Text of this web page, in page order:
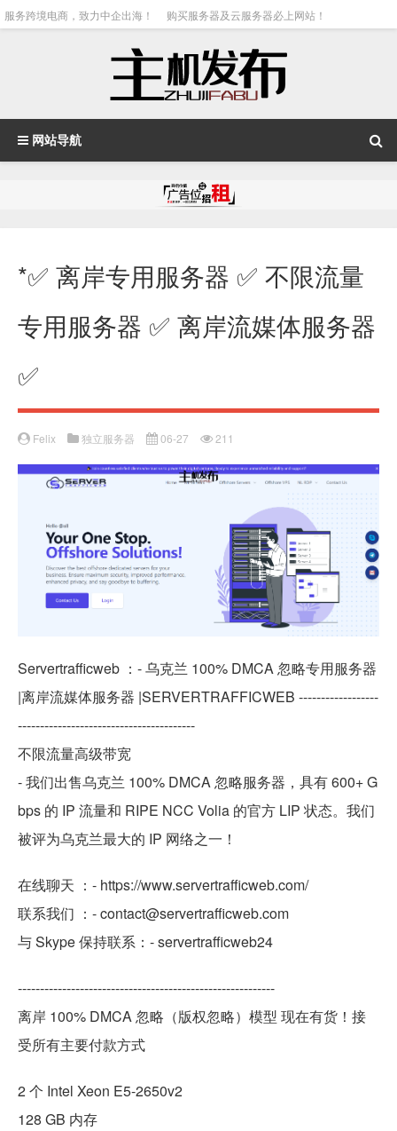
服务跨境电商，致力中企出海！ 购买服务器及云服务器必上网站！
网站导航
*✅ 离岸专用服务器 ✅ 不限流量
专用服务器 ✅ 离岸流媒体服务器
✅
Felix 独立服务器 06-27 211
Servertrafficweb ：- 乌克兰 100% DMCA 忽略专用服务器
|离岸流媒体服务器 |SERVERTRAFFICWEB ------------------
----------------------------------------
不限流量高级带宽
- 我们出售乌克兰 100% DMCA 忽略服务器，具有 600+ G
bps 的 IP 流量和 RIPE NCC Volia 的官方 LIP 状态。我们
被评为乌克兰最大的 IP 网络之一！
在线聊天 ：- https://www.servertrafficweb.com/
联系我们 ：- contact@servertrafficweb.com
与 Skype 保持联系：- servertrafficweb24
----------------------------------------------------------
离岸 100% DMCA 忽略（版权忽略）模型 现在有货！接
受所有主要付款方式
2 个 Intel Xeon E5-2650v2
128 GB 内存